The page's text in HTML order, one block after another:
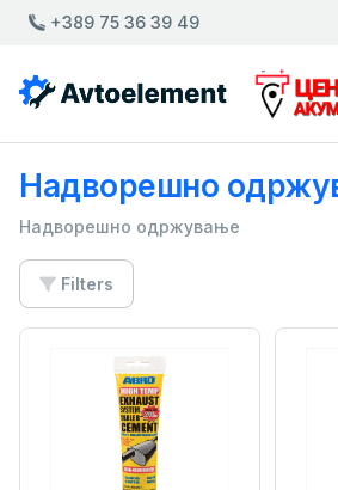
+389 75 36 39 49
Надворешно
Надворешно одржување
Filters